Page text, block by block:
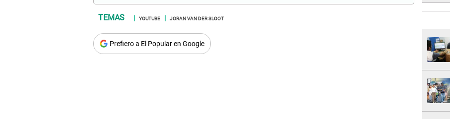
YOUTUBE JORAN VAN DER SLOOT
Prefiero a El Popular en Google